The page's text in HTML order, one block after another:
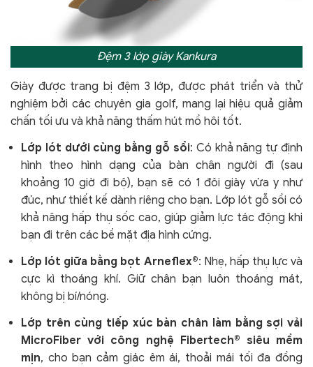
Đệm 3 lớp giày Kankura
Giày được trang bị đệm 3 lớp, được phát triển và thử
nghiệm bởi các chuyên gia golf, mang lại hiệu quả giảm
chấn tối ưu và khả năng thấm hút mồ hôi tốt.
Lớp lót dưới cùng bằng gỗ sồi: Có khả năng tự định
hình theo hình dạng của bàn chân người đi (sau
khoảng 10 giờ đi bộ), bạn sẽ có 1 đôi giày vừa y như
đúc, như thiết kế dành riêng cho bạn. Lớp lót gỗ sồi có
khả năng hấp thụ sốc cao, giúp giảm lực tác động khi
bạn đi trên các bề mặt địa hình cứng.
Lớp lót giữa bằng bọt Arneflex®: Nhẹ, hấp thụ lực và
cực kì thoáng khí. Giữ chân bạn luôn thoáng mát,
không bị bí/nóng.
Lớp trên cùng tiếp xúc bàn chân làm bằng sợi vải
MicroFiber với công nghệ Fibertech® siêu mềm
mịn, cho bạn cảm giác êm ái, thoải mái tối đa đồng